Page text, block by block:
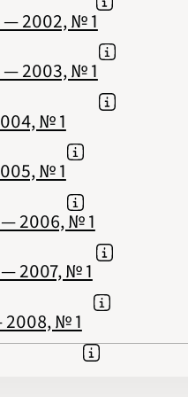
2002, № 1
2003, № 1
№ 1
№ 1
2006, № 1
2007, № 1
№ 1